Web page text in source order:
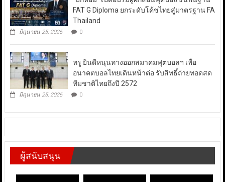
FAT G Diploma ยกระดับโค้ชไทยสู่มาตรฐาน FA
Thailand
มิถุนายน 25, 2026 0
ทรู ยินดีหนุนทางออกสมาคมฟุตบอลฯ เพื่อ
อนาคตบอลไทยเดินหน้าต่อ รับสิทธิ์ถ่ายทอดสด
ทีมชาติไทยถึงปี 2572
มิถุนายน 25, 2026 0
ผู้สนับสนุน